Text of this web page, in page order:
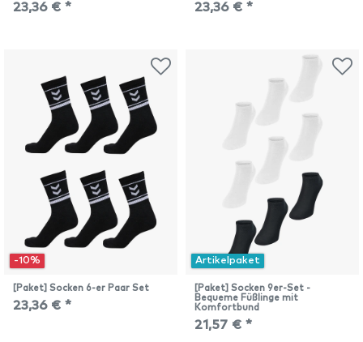
23,36 € * 23,36 € *
-10%
[Paket] Socken 6-er Paar Set
23,36 € *
Artikelpaket
[Paket] Socken 9er-Set -
Bequeme Füßlinge mit
Komfortbund
21,57 € *